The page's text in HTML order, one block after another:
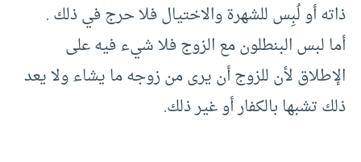
ذاته أو لُبِس للشهرة والاختيال فلا حرج في ذلك .
أما لبس البنطلون مع الزوج فلا شيء فيه على
الإطلاق لأن للزوج أن يرى من زوجه ما يشاء ولا يعد
ذلك تشبها بالكفار أو غير ذلك.